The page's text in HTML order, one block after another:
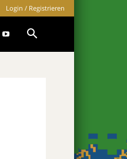
Login / Registrieren